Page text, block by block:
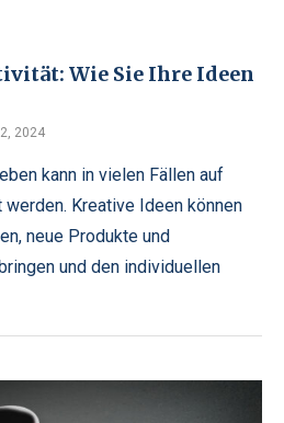
Wie Sie Ihre Ideen
2024
kann in vielen Fällen auf
Kreative Ideen können
neue Produkte und
und den individuellen